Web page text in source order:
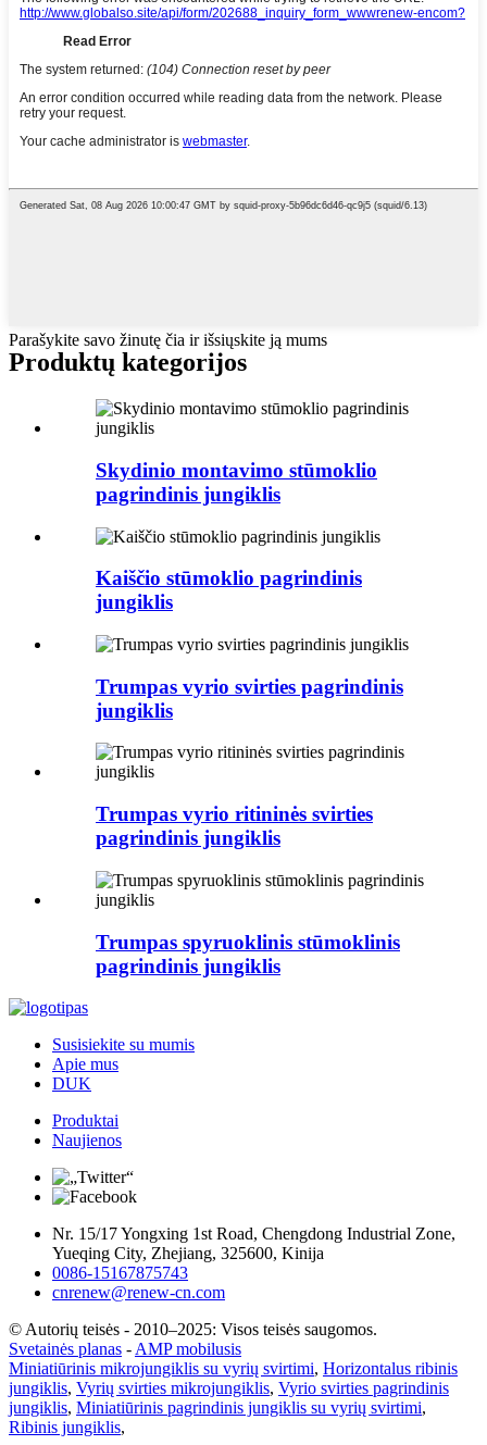
Parašykite savo žinutę čia ir išsiųskite ją mums
Produktų kategorijos
Skydinio montavimo stūmoklio
pagrindinis jungiklis
Kaiščio stūmoklio pagrindinis
jungiklis
Trumpas vyrio svirties pagrindinis
jungiklis
Trumpas vyrio ritininės svirties
pagrindinis jungiklis
Trumpas spyruoklinis stūmoklinis
pagrindinis jungiklis
Susisiekite su mumis
Apie mus
DUK
Produktai
Naujienos
Nr. 15/17 Yongxing 1st Road, Chengdong Industrial Zone,
Yueqing City, Zhejiang, 325600, Kinija
0086-15167875743
cnrenew@renew-cn.com
© Autorių teisės - 2010–2025: Visos teisės saugomos.
Svetainės planas - AMP mobilusis
Miniatiūrinis mikrojungiklis su vyrių svirtimi, Horizontalus ribinis
jungiklis, Vyrių svirties mikrojungiklis, Vyrio svirties pagrindinis
jungiklis, Miniatiūrinis pagrindinis jungiklis su vyrių svirtimi,
Ribinis jungiklis,